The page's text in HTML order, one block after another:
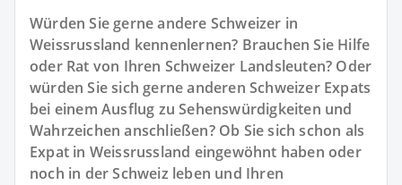
Würden Sie gerne andere Schweizer in
Weissrussland kennenlernen? Brauchen Sie Hilfe
oder Rat von Ihren Schweizer Landsleuten? Oder
würden Sie sich gerne anderen Schweizer Expats
bei einem Ausflug zu Sehenswürdigkeiten und
Wahrzeichen anschließen? Ob Sie sich schon als
Expat in Weissrussland eingewöhnt haben oder
noch in der Schweiz leben und Ihren